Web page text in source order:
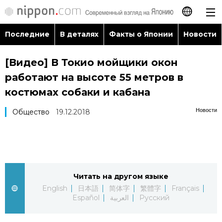
日本語
English
العربية
Последние
Последние В деталях Факты о Японии Новости
[Видео] В Токио мойщики окон
работают на высоте 55 метров в
костюмах собаки и кабана
Новости
Общество 19.12.2018
Читать на другом языке
English
日本語 简体字 繁體字
Français
Español
العربية Русский